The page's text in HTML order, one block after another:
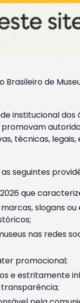
de
institucional
técnicas,
seguintes
que
slogans
nas redes
promocional;
e estritamente